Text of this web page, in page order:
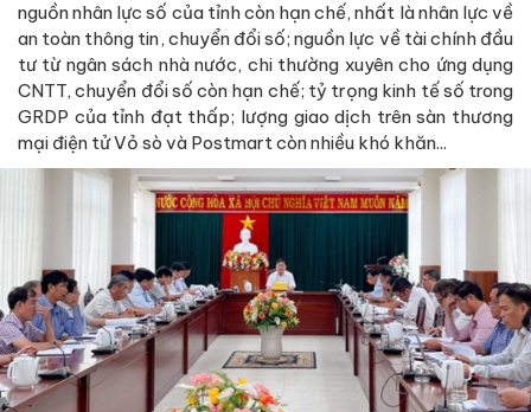
nguồn nhân lực số của tỉnh còn hạn chế, nhất là nhân lực về
an toàn thông tin, chuyển đổi số; nguồn lực về tài chính đầu
tư từ ngân sách nhà nước, chi thường xuyên cho ứng dụng
CNTT, chuyển đổi số còn hạn chế; tỷ trọng kinh tế số trong
GRDP của tỉnh đạt thấp; lượng giao dịch trên sàn thương
mại điện tử Vỏ sò và Postmart còn nhiều khó khăn...